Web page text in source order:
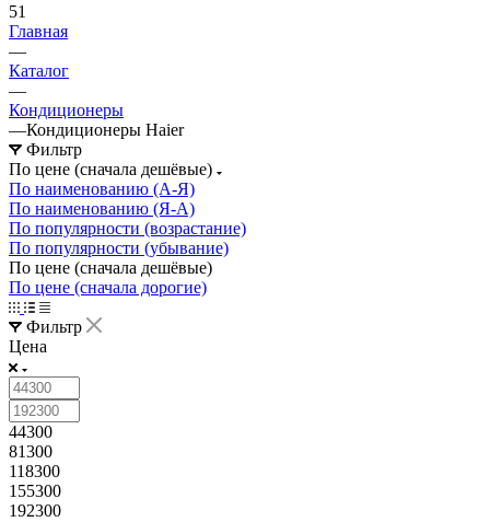
51
Главная
—
Каталог
—
Кондиционеры
—Кондиционеры Haier
Фильтр
По цене (сначала дешёвые)
По наименованию (А-Я)
По наименованию (Я-А)
По популярности (возрастание)
По популярности (убывание)
По цене (сначала дешёвые)
По цене (сначала дорогие)
Фильтр
Цена
44300
81300
118300
155300
192300